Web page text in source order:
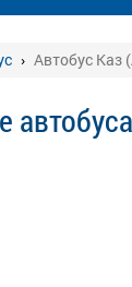
Автобус Каз